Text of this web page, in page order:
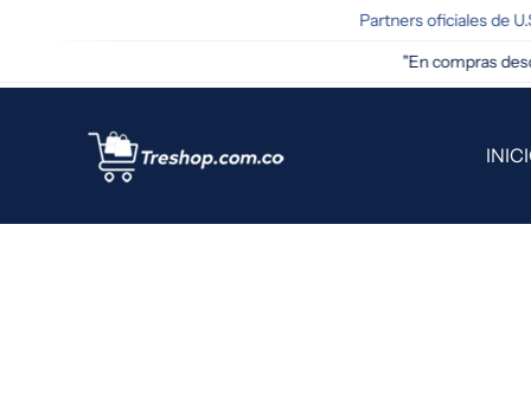
Partners oficiales de
"En compras